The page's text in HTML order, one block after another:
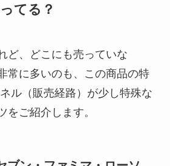
てる？
ど、どこにも売っていな
常に多いのも、この商品の特
ル（販売経路）が少し特殊な
をご紹介します。